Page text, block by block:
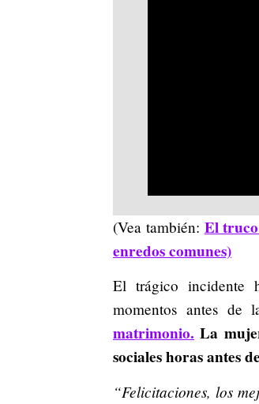
(Vea también: El
enredos comunes)
El trágico incidente
momentos antes de
matrimonio. La
sociales horas antes
“Felicitaciones, los